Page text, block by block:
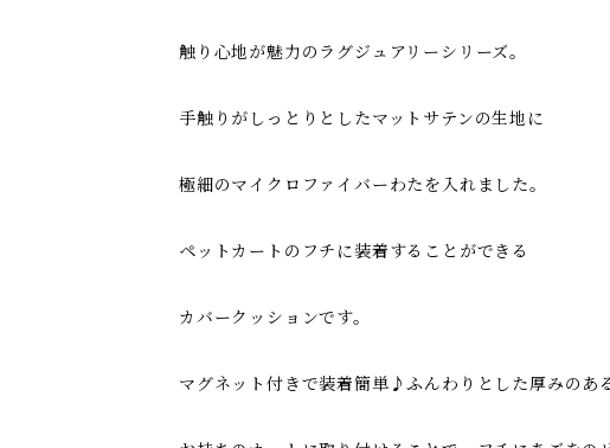
触り心地が魅力のラグジュアリーシリーズ。
手触りがしっとりとしたマットサテンの生地に
極細のマイクロファイバーわたを入れました。
ペットカートのフチに装着することができる
カバークッションです。
マグネット付きで装着簡単♪ふんわりとした厚みのあ